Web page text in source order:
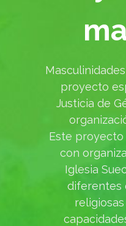
proyecto
Justicia de
Este proyecto
con
Iglesia
diferentes